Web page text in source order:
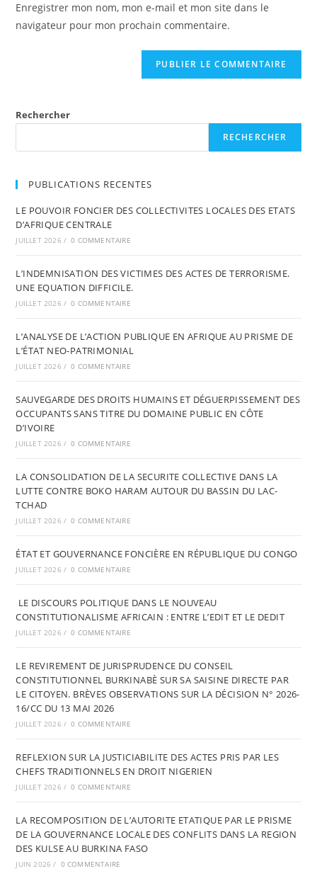
Enregistrer mon nom, mon e-mail et mon site dans le
navigateur pour mon prochain commentaire.
Rechercher
RECHERCHER
PUBLICATIONS RECENTES
LE POUVOIR FONCIER DES COLLECTIVITES LOCALES DES ETATS
D’AFRIQUE CENTRALE
JUILLET 2026 / 0 COMMENTAIRE
L’INDEMNISATION DES VICTIMES DES ACTES DE TERRORISME.
UNE EQUATION DIFFICILE.
JUILLET 2026 / 0 COMMENTAIRE
L’ANALYSE DE L’ACTION PUBLIQUE EN AFRIQUE AU PRISME DE
L’ÉTAT NEO-PATRIMONIAL
JUILLET 2026 / 0 COMMENTAIRE
SAUVEGARDE DES DROITS HUMAINS ET DÉGUERPISSEMENT DES
OCCUPANTS SANS TITRE DU DOMAINE PUBLIC EN CÔTE
D’IVOIRE
JUILLET 2026 / 0 COMMENTAIRE
LA CONSOLIDATION DE LA SECURITE COLLECTIVE DANS LA
LUTTE CONTRE BOKO HARAM AUTOUR DU BASSIN DU LAC-
TCHAD
JUILLET 2026 / 0 COMMENTAIRE
ÉTAT ET GOUVERNANCE FONCIÈRE EN RÉPUBLIQUE DU CONGO
JUILLET 2026 / 0 COMMENTAIRE
LE DISCOURS POLITIQUE DANS LE NOUVEAU
CONSTITUTIONALISME AFRICAIN : ENTRE L’EDIT ET LE DEDIT
JUILLET 2026 / 0 COMMENTAIRE
LE REVIREMENT DE JURISPRUDENCE DU CONSEIL
CONSTITUTIONNEL BURKINABÈ SUR SA SAISINE DIRECTE PAR
LE CITOYEN. BRÈVES OBSERVATIONS SUR LA DÉCISION N° 2026-
16/CC DU 13 MAI 2026
JUILLET 2026 / 0 COMMENTAIRE
REFLEXION SUR LA JUSTICIABILITE DES ACTES PRIS PAR LES
CHEFS TRADITIONNELS EN DROIT NIGERIEN
JUILLET 2026 / 0 COMMENTAIRE
LA RECOMPOSITION DE L’AUTORITE ETATIQUE PAR LE PRISME
DE LA GOUVERNANCE LOCALE DES CONFLITS DANS LA REGION
DES KULSE AU BURKINA FASO
JUIN 2026 / 0 COMMENTAIRE